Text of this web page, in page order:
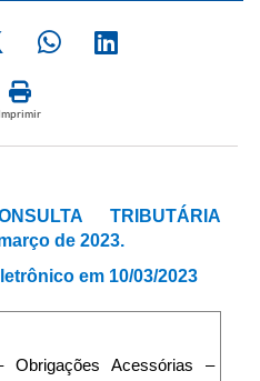
Imprimir
TRIBUTÁRIA
de 2023.
em 10/03/2023
Obrigações Acessórias –